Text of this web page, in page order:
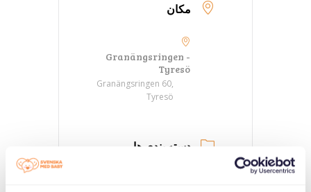
مکان
Granängsringen -
Tyresö
Granängsringen 60,
Tyresö
دسته بندی ها